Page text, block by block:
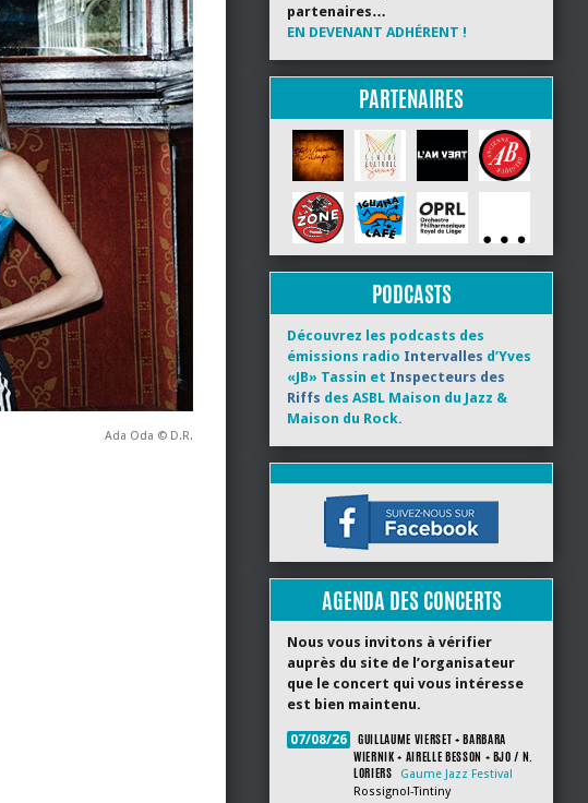
Ada Oda © D.R.
partenaires…
EN DEVENANT ADHÉRENT !
PARTENAIRES
PODCASTS
Découvrez les podcasts des
émissions radio Intervalles d’Yves
«JB» Tassin et Inspecteurs des
Riffs des ASBL Maison du Jazz &
Maison du Rock.
AGENDA DES CONCERTS
Nous vous invitons à vérifier
auprès du site de l’organisateur
que le concert qui vous intéresse
est bien maintenu.
07/08/26
GUILLAUME VIERSET + BARBARA
WIERNIK + AIRELLE BESSON + BJO / N.
LORIERS
Gaume Jazz Festival
Rossignol-Tintiny